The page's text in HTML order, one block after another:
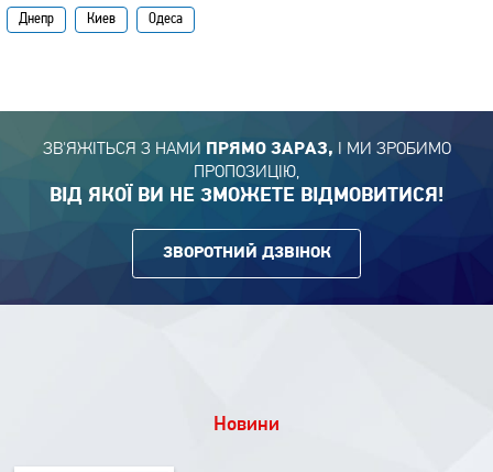
Днепр Киев Одеса
ЗВ'ЯЖІТЬСЯ З НАМИ ПРЯМО ЗАРАЗ, І МИ ЗРОБИМО
ПРОПОЗИЦІЮ,
ВІД ЯКОЇ ВИ НЕ ЗМОЖЕТЕ ВІДМОВИТИСЯ!
ЗВОРОТНИЙ ДЗВІНОК
Новини